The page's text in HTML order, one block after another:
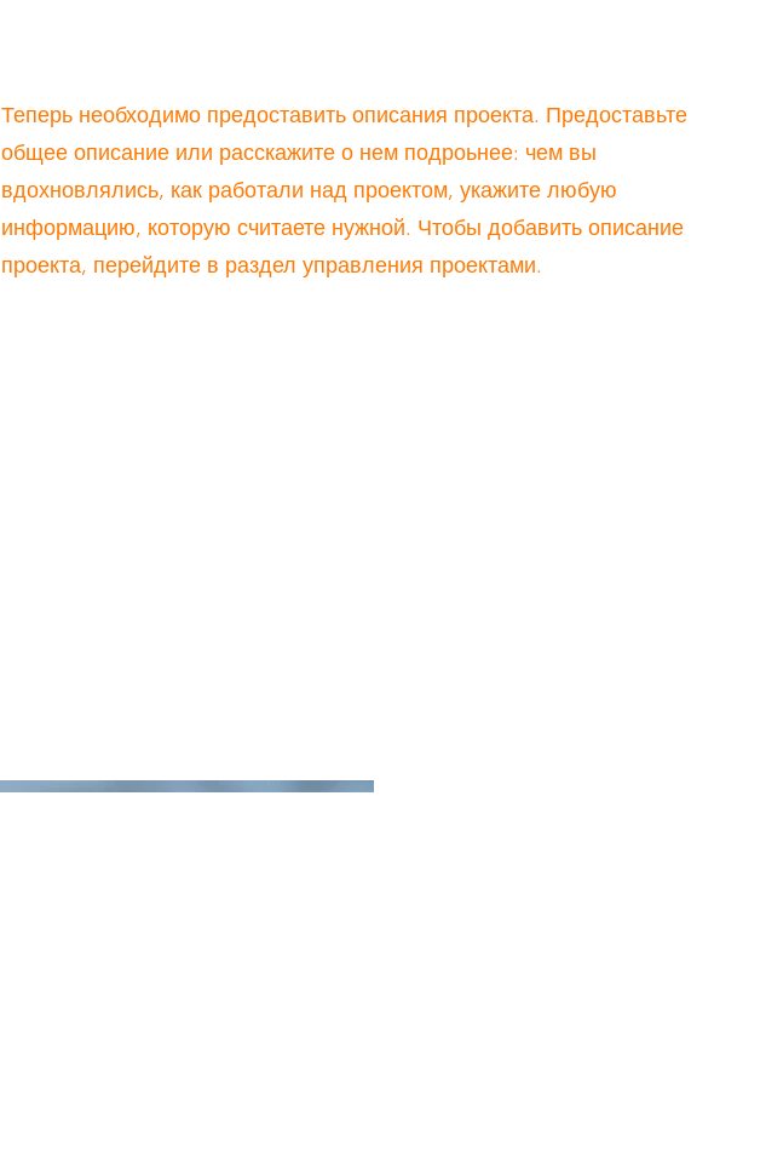
Теперь необходимо предоставить описания проекта. Предоставьте
общее описание или расскажите о нем подроьнее: чем вы
вдохновлялись, как работали над проектом, укажите любую
информацию, которую считаете нужной. Чтобы добавить описание
проекта, перейдите в раздел управления проектами.